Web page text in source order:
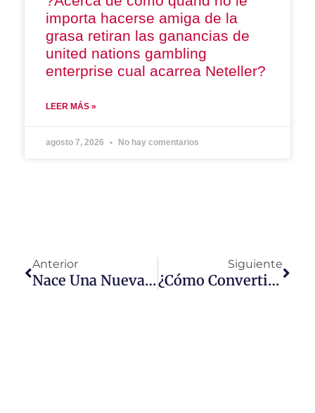
importa hacerse amiga de la
grasa retiran las ganancias de
united nations gambling
enterprise cual acarrea Neteller?
LEER MÁS »
agosto 7, 2026 No hay comentarios
Anterior
Nace Una Nueva Generación De Consumidores
Siguiente
¿Cómo Convertirse En Una Scaleups?